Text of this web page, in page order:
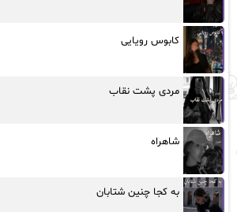
کابوس رویایی
مردی پشت نقاب
شاهراه
به کجا چنین شتابان